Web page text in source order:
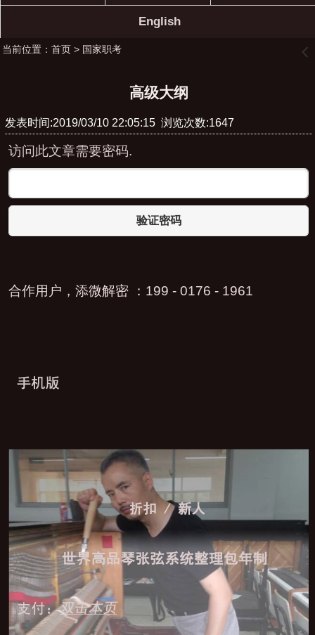
English
当前位置： 首页> 国家职考 󰊒
高级大纲
发表时间:2019/03/10 22:05:15 浏览次数:1647
访问此文章需要密码.
验证密码
合作用户，添微解密 ：199 - 0176 - 1961